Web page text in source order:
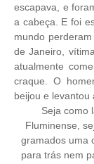
escapava, e
a cabeça. E foi
mundo
de Janeiro,
atualmente
craque. O
beijou e levantou
Seja como
Fluminense,
gramados uma
para trás nem